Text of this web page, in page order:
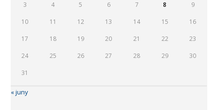
3 4 5 6 7 8 9
10 11 12 13 14 15 16
17 18 19 20 21 22 23
24 25 26 27 28 29 30
31
« juny